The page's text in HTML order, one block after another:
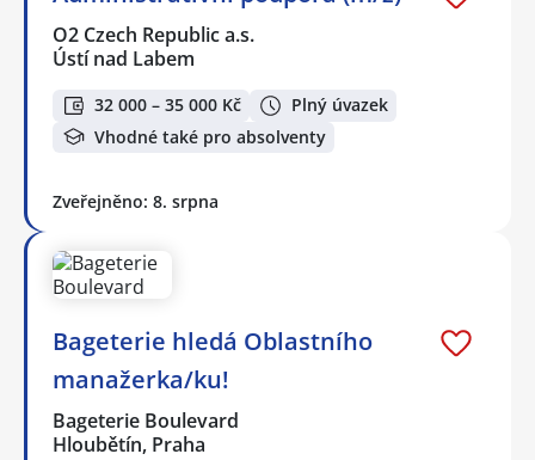
O2 Czech Republic a.s.
Ústí nad Labem
32 000 – 35 000 Kč
Plný úvazek
Vhodné také pro absolventy
Zveřejněno: 8. srpna
Bageterie hledá Oblastního
manažerka/ku!
Bageterie Boulevard
Hloubětín, Praha